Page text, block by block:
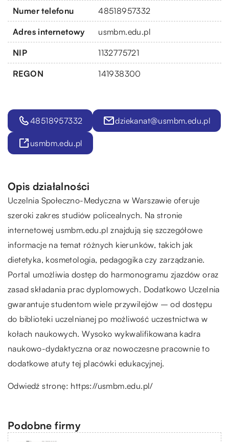
Numer telefonu 48518957332
Adres internetowy usmbm.edu.pl
NIP 1132775721
REGON 141938300
48518957332 dziekanat@usmbm.edu.pl
usmbm.edu.pl
Opis działalności
Uczelnia Społeczno-Medyczna w Warszawie oferuje
szeroki zakres studiów policealnych. Na stronie
internetowej usmbm.edu.pl znajdują się szczegółowe
informacje na temat różnych kierunków, takich jak
dietetyka, kosmetologia, pedagogika czy zarządzanie.
Portal umożliwia dostęp do harmonogramu zjazdów oraz
zasad składania prac dyplomowych. Dodatkowo Uczelnia
gwarantuje studentom wiele przywilejów – od dostępu
do biblioteki uczelnianej po możliwość uczestnictwa w
kołach naukowych. Wysoko wykwalifikowana kadra
naukowo-dydaktyczna oraz nowoczesne pracownie to
dodatkowe atuty tej placówki edukacyjnej.
Odwiedź stronę: https://usmbm.edu.pl/
Podobne firmy